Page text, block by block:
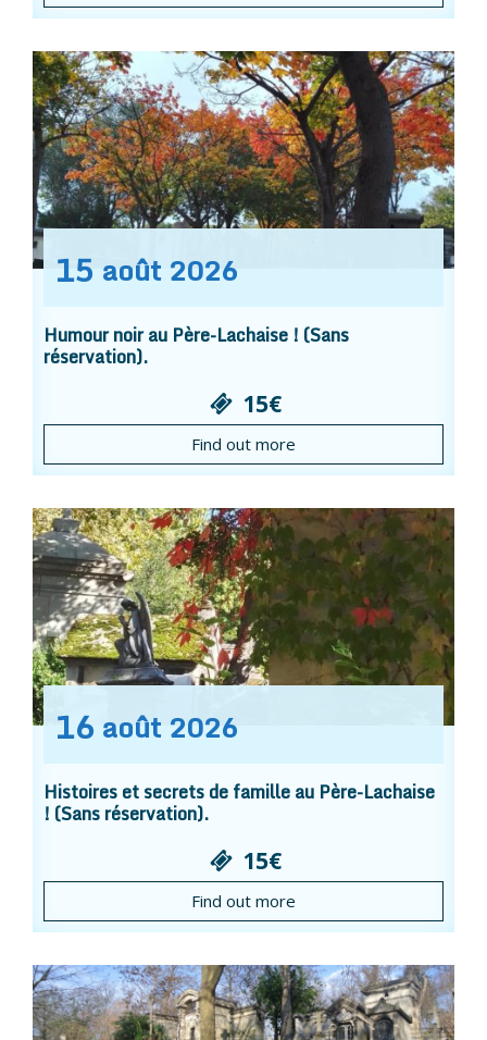
15 août 2026
Humour noir au Père-Lachaise ! (Sans
réservation).
15€
Find out more
16 août 2026
Histoires et secrets de famille au Père-Lachaise
! (Sans réservation).
15€
Find out more